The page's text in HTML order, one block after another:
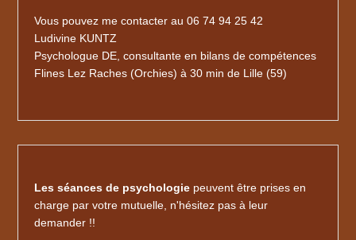
Vous pouvez me contacter au 06 74 94 25 42
Ludivine KUNTZ
Psychologue DE, consultante en bilans de compétences
Flines Lez Raches (Orchies) à 30 min de Lille (59)
Les séances de psychologie peuvent être prises en
charge par votre mutuelle, n'hésitez pas à leur
demander !!